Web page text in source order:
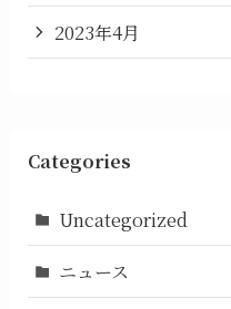
2023年4月
Categories
Uncategorized
ニュース